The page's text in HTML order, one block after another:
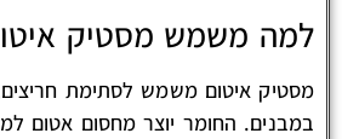
למה משמש מסטיק
מסטיק איטום משמש לסתימת חריצים,
במבנים. החומר יוצר מחסום אטום